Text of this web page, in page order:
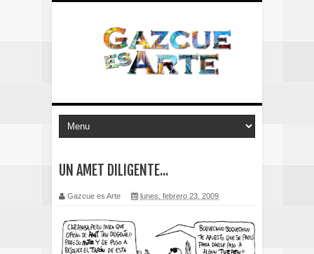
UN AMET DILIGENTE...
Gazcue es Arte lunes, febrero 23, 2009